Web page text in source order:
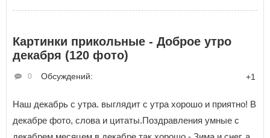
Картинки прикольные - Доброе утро
декабря (120 фото)
Обсуждений:
0 +1
Наш декабрь с утра. выглядит с утра хорошо и приятно! В
декабре фото, слова и цитаты.Поздравления умные с